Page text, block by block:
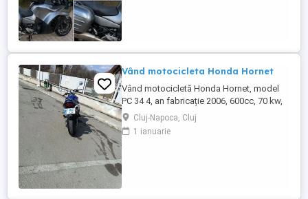
Vând motocicleta Honda Hornet
Vând motocicletă Honda Hornet, model
PC 34 4, an fabricație 2006, 600cc, 70 kw,
98 cp, inspecție tehnică valabilă până în
august 2027 . Preț 1900 euro
Cluj-Napoca, Cluj
1 ianuarie